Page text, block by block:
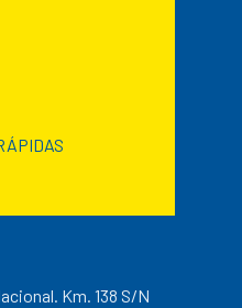
Km. 138 S/N